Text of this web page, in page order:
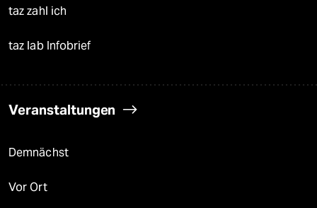
taz zahl ich
taz lab Infobrief
Veranstaltungen
Demnächst
Vor Ort